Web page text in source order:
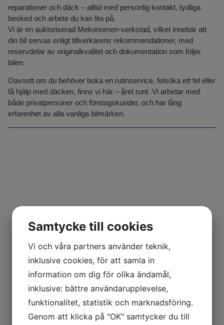
reparationer och däck – alltid med personlig kontakt, tydliga
besked och arbete du kan lita på.
Vi är en auktoriserad Mekonomen-verkstad, vilket innebär att
din bil servas enligt tillverkarens rekommendationer, med
reservdelar av originalkvalitet och dokumentation som följer
bilen.
Oavsett om du behöver boka en rutinservice, felsöka ett fel eller
få hjälp med däcken, finns vi här – året runt. Vi arbetar med
både privatpersoner och företagskunder, och har lång
erfarenhet av alla vanliga bilmärken.
Samtycke till cookies
Vi och våra partners använder teknik,
inklusive cookies, för att samla in
information om dig för olika ändamål,
inklusive: bättre användarupplevelse,
funktionalitet, statistik och marknadsföring.
Genom att klicka på "OK" samtycker du till